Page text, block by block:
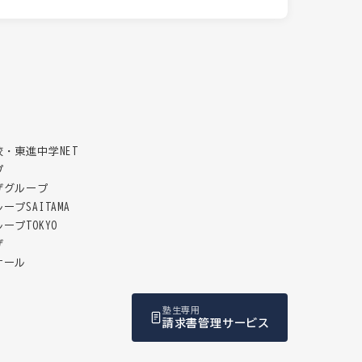
東進中学NET
グループ
プSAITAMA
プTOKYO
ール
塾生専用
請求書管理サービス